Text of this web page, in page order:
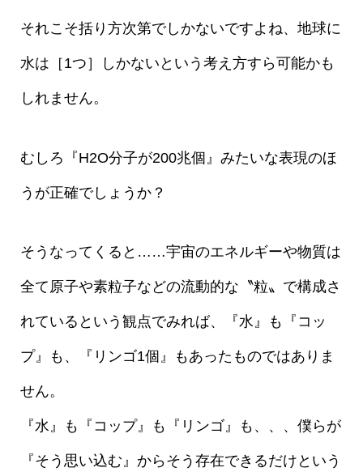
それこそ括り方次第でしかないですよね、地球に
水は［1つ］しかないという考え方すら可能かも
しれません。
むしろ『H2O分子が200兆個』みたいな表現のほ
うが正確でしょうか？
そうなってくると……宇宙のエネルギーや物質は
全て原子や素粒子などの流動的な〝粒〟で構成さ
れているという観点でみれば、『水』も『コッ
プ』も、『リンゴ1個』もあったものではありま
せん。
『水』も『コップ』も『リンゴ』も、、、僕らが
『そう思い込む』からそう存在できるだけという